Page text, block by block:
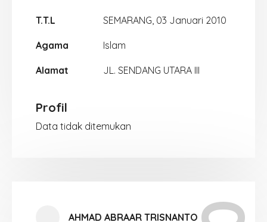
T.T.L SEMARANG, 03 Januari 2010
Agama Islam
Alamat JL. SENDANG UTARA III
Profil
Data tidak ditemukan
AHMAD ABRAAR TRISNANTO